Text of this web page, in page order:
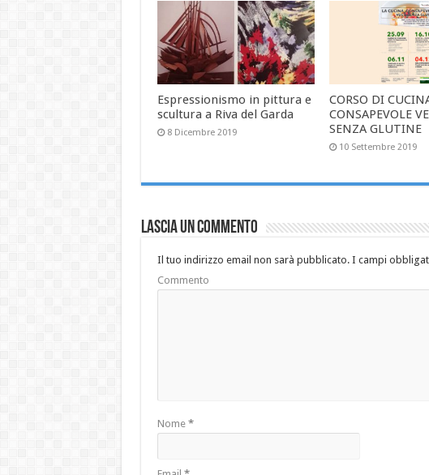
Espressionismo in pittura e
scultura a Riva del Garda
8 Dicembre 2019
CORSO DI
CONSAPEVOLE
SENZA GLUTINE
10 Settembre 2019
Lascia un commento
Il tuo indirizzo email non sarà pubblicato.I campi
Commento
Nome *